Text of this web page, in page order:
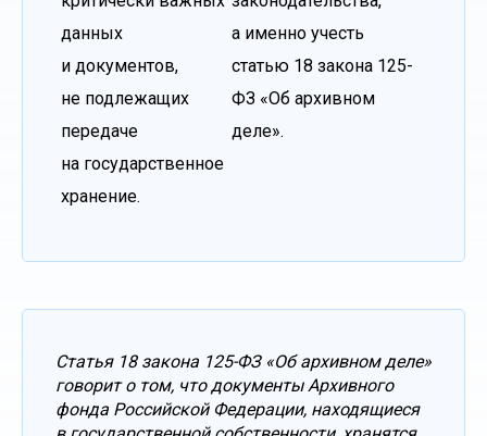
данных
и документов,
не подлежащих
передаче
на государственное
хранение.
а именно учесть
статью 18 закона 125-
ФЗ «Об архивном
деле».
Статья 18 закона 125-ФЗ «Об архивном деле»
говорит о том, что документы Архивного
фонда Российской Федерации, находящиеся